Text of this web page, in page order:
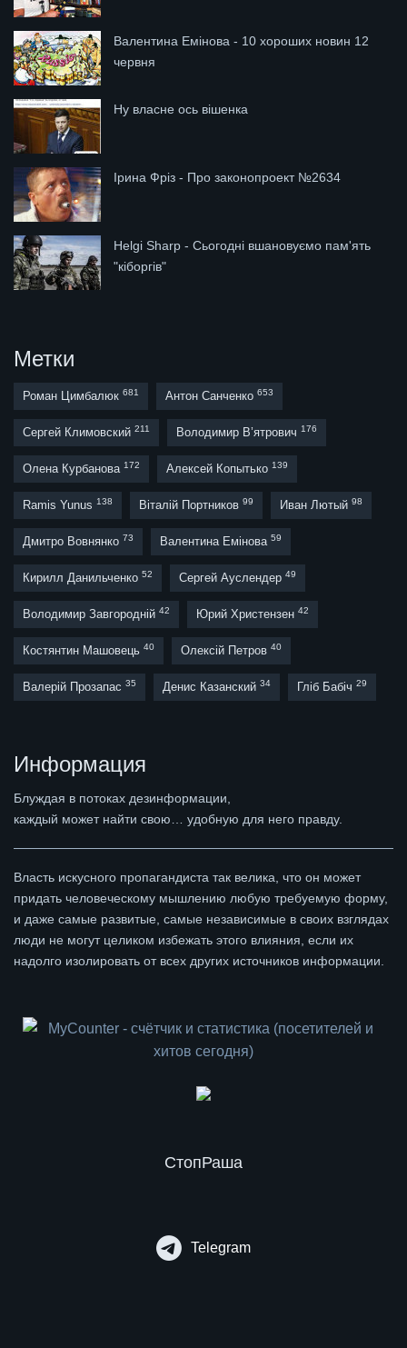
Валентина Емінова - 10 хороших новин 12
червня
Ну власне ось вішенка
Ірина Фріз - Про законопроект №2634
Helgi Sharp - Сьогодні вшановуємо пам'ять
"кіборгів"
Метки
Роман Цимбалюк 681 Антон Санченко 653
Сергей Климовский 211 Володимир В’ятрович 176
Олена Курбанова 172 Алексей Копытько 139
Ramis Yunus 138 Віталій Портников 99 Иван Лютый 98
Дмитро Вовнянко 73 Валентина Емінова 59
Кирилл Данильченко 52 Сергей Ауслендер 49
Володимир Завгородній 42 Юрий Христензен 42
Костянтин Машовець 40 Олексій Петров 40
Валерій Прозапас 35 Денис Казанский 34 Гліб Бабіч 29
Информация
Блуждая в потоках дезинформации,
каждый может найти свою… удобную для него правду.
Власть искусного пропагандиста так велика, что он может
придать человеческому мышлению любую требуемую форму,
и даже самые развитые, самые независимые в своих взглядах
люди не могут целиком избежать этого влияния, если их
надолго изолировать от всех других источников информации.
СтопРаша
Telegram